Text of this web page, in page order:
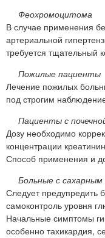
Феохромоцитома
В случае применения
артериальной
требуется тщательный
Пожилые пациенты
Лечение пожилых
под строгим
Пациенты с
Дозу необходимо
концентрации
Способ применения и
Больные с
Следует предупредить
самоконтроль уровня
Начальные симптомы
особенно тахикардия,